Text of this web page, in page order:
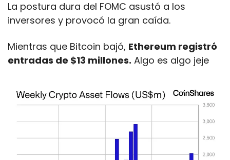
La postura dura del FOMC asustó a los
inversores y provocó la gran caída.
Mientras que Bitcoin bajó, Ethereum registró
entradas de $13 millones. Algo es algo jeje